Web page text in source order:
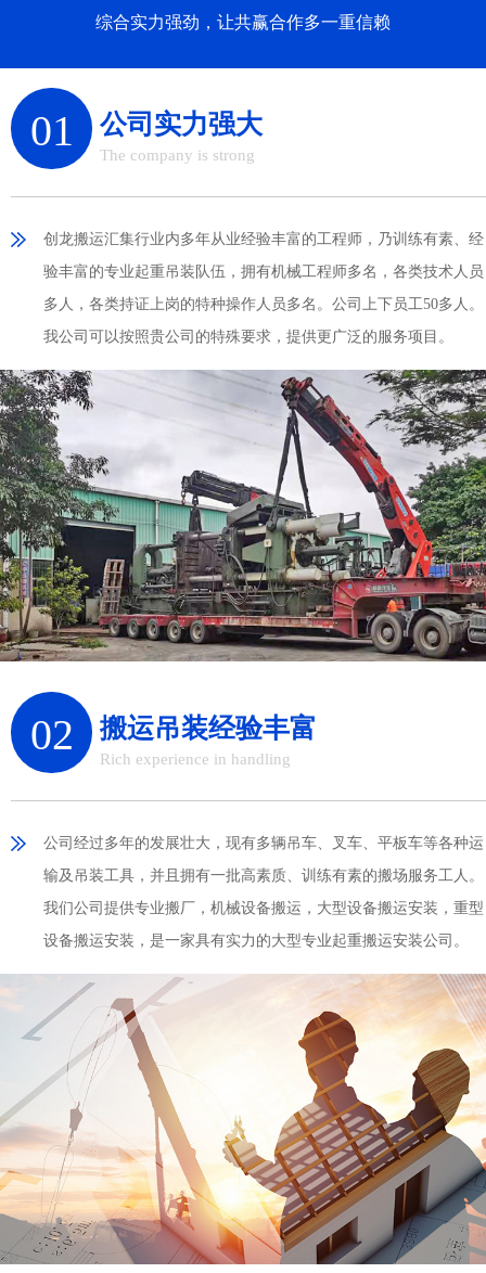
综合实力强劲，让共赢合作多一重信赖
01 公司实力强大
The company is strong
创龙搬运汇集行业内多年从业经验丰富的工程师，乃训练有素、经
验丰富的专业起重吊装队伍，拥有机械工程师多名，各类技术人员
多人，各类持证上岗的特种操作人员多名。公司上下员工50多人。
我公司可以按照贵公司的特殊要求，提供更广泛的服务项目。
02 搬运吊装经验丰富
Rich experience in handling
公司经过多年的发展壮大，现有多辆吊车、叉车、平板车等各种运
输及吊装工具，并且拥有一批高素质、训练有素的搬场服务工人。
我们公司提供专业搬厂，机械设备搬运，大型设备搬运安装，重型
设备搬运安装，是一家具有实力的大型专业起重搬运安装公司。